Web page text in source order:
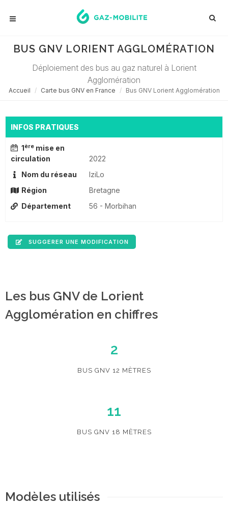
BUS GNV LORIENT AGGLOMÉRATION
Déploiement des bus au gaz naturel à Lorient
Agglomération
Accueil Carte bus GNV en France Bus GNV Lorient Agglomération
INFOS PRATIQUES
1ère mise en
circulation
2022
Nom du réseau
IziLo
Région
Bretagne
Département
56 - Morbihan
SUGGERER UNE MODIFICATION
Les bus GNV de Lorient
Agglomération en chiffres
2
BUS GNV 12 MÈTRES
11
BUS GNV 18 MÈTRES
Modèles utilisés